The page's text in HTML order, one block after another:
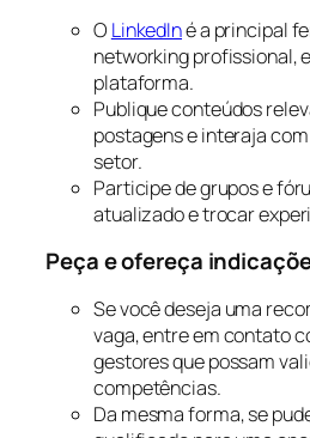
O LinkedIné a principal
networking profissional,
plataforma.
Publique conteúdos
postagens e interaja
setor.
Participe de grupos e
atualizado e trocar
Peça e ofereça
Se você deseja uma
vaga, entre em contato
gestores que possam
competências.
Da mesma forma, se